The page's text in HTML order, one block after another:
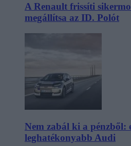
A Renault frissíti
megállítsa az ID. Polót
Nem zabál ki a pénzből:
leghatékonyabb Audi